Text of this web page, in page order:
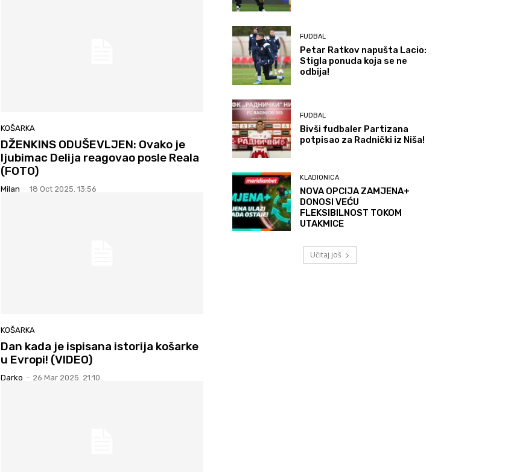
KOŠARKA
DŽENKINS ODUŠEVLJEN: Ovako je
ljubimac Delija reagovao posle Reala
(FOTO)
Milan - 18 Oct 2025. 13:56
KOŠARKA
Dan kada je ispisana istorija košarke
u Evropi! (VIDEO)
Darko - 26 Mar 2025. 21:10
FUDBAL
Petar Ratkov napušta Lacio:
Stigla ponuda koja se ne
odbija!
FUDBAL
Bivši fudbaler Partizana
potpisao za Radnički iz Niša!
KLADIONICA
NOVA OPCIJA ZAMJENA+
DONOSI VEĆU
FLEKSIBILNOST TOKOM
UTAKMICE
Učitaj još